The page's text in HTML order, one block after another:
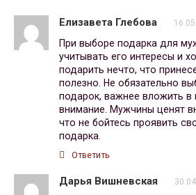
Елизавета Глебова
При выборе подарка для
учитывать его интересы и
подарить нечто, что
полезно. Не обязательно
подарок, важнее вложить в
внимание. Мужчины ценят
что не бойтесь проявить
подарка.
Ответить
Дарья Вишневская